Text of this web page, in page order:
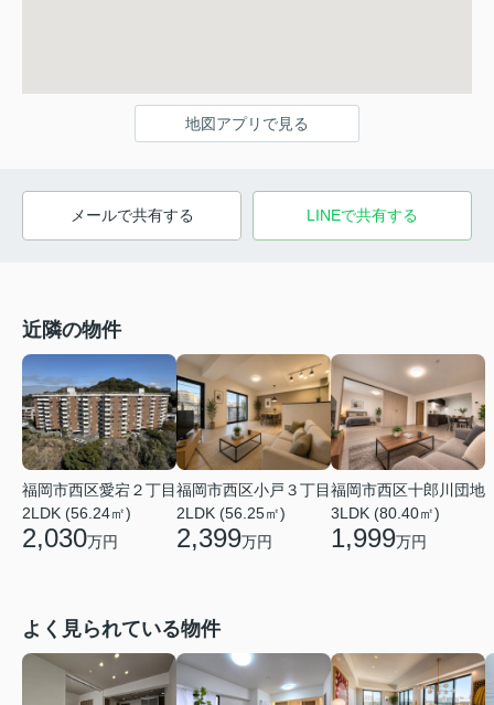
地図アプリで見る
メールで共有する LINEで共有する
近隣の物件
福岡市西区愛宕２丁目
2LDK (56.24㎡)
2,030万円
福岡市西区小戸３丁目
2LDK (56.25㎡)
2,399万円
福岡市西区十郎川団地
3LDK (80.40㎡)
1,999万円
よく見られている物件